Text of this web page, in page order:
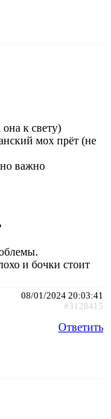
к свету)
мох прёт (не
важно
и бочки стоит
08/01/2024 20:03:41
#3128415
Ответить